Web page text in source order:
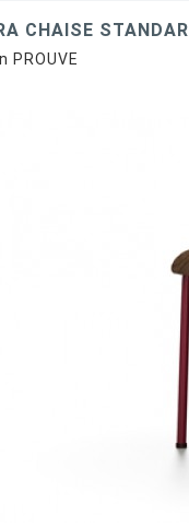
CHAISE
PROUVE